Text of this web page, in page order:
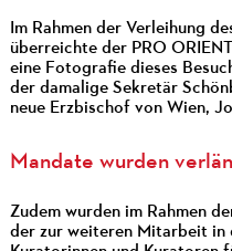
Im Rahmen der Verleihung
überreichte der PRO
eine Fotografie dieses
der damalige Sekretär
neue Erzbischof von Wien,
Mandate wurden
Zudem wurden im Rahmen
der zur weiteren Mitarbeit in